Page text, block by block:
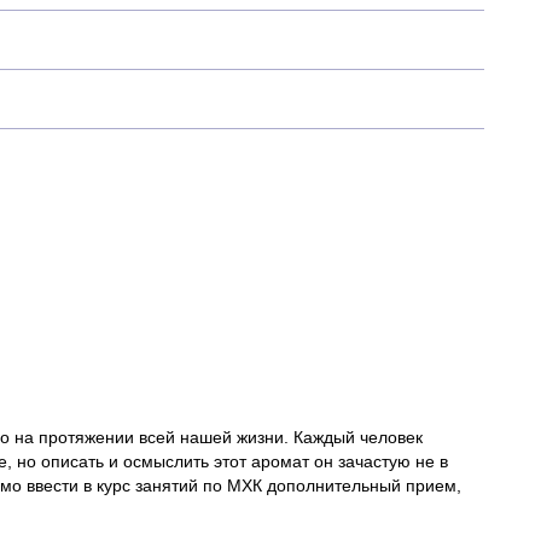
на протяжении всей нашей жизни. Каждый человек
но описать и осмыслить этот аромат он зачастую не в
ввести в курс занятий по МХК дополнительный прием,